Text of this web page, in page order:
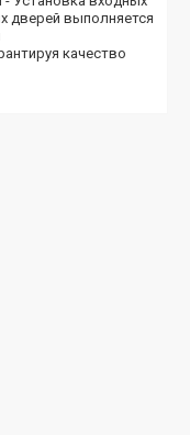
дверей выполняется
качество